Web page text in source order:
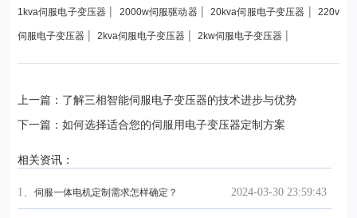
1kva伺服电子变压器 | 2000w伺服驱动器|20kva伺服电子变压器 |220v
伺服电子变压器 | 2kva伺服电子变压器 | 2kw伺服电子变压器 |
上一篇：了解三相智能伺服电子变压器的技术进步与优势
下一篇：如何选择适合您的伺服用电子变压器定制方案
相关资讯：
2024-03-30 23:59:43
1、 伺服一体电机定制需求怎样确定？